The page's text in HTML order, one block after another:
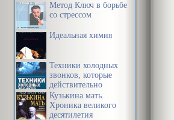
Метод Ключ в борьбе
со стрессом
Идеальная химия
Техники холодных
звонков, которые
действительно
работают
Кузькина мать.
Хроника великого
десятилетия